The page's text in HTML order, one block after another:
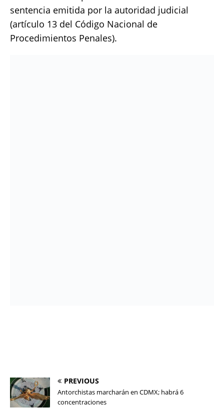
sentencia emitida por la autoridad judicial
(artículo 13 del Código Nacional de
Procedimientos Penales).
PREVIOUS
Antorchistas marcharán en CDMX; habrá 6
concentraciones